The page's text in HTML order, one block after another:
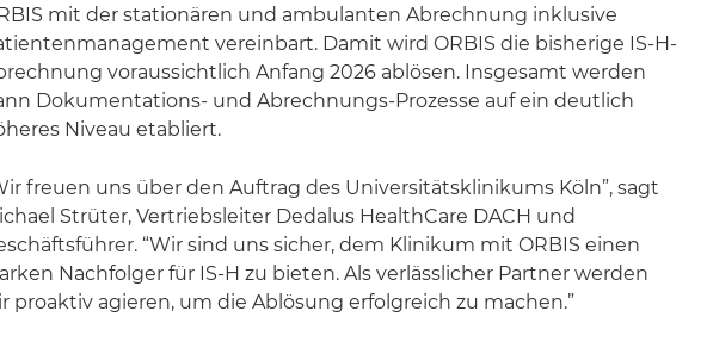
mit der stationären und ambulanten Abrechnung inklusive
vereinbart. Damit wird ORBIS die bisherige IS-H-
voraussichtlich Anfang 2026 ablösen. Insgesamt werden
Dokumentations- und Abrechnungs-Prozesse auf ein deutlich
Niveau etabliert.
freuen uns über den Auftrag des Universitätsklinikums Köln”, sagt
Strüter, Vertriebsleiter Dedalus HealthCare DACH und
“Wir sind uns sicher, dem Klinikum mit ORBIS einen
Nachfolger für IS-H zu bieten. Als verlässlicher Partner werden
proaktiv agieren, um die Ablösung erfolgreich zu machen.”